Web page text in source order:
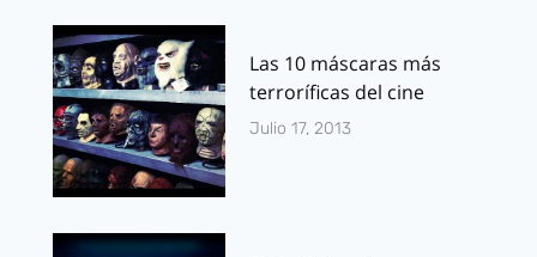
Las 10 máscaras más
terroríficas del cine
Julio 17, 2013